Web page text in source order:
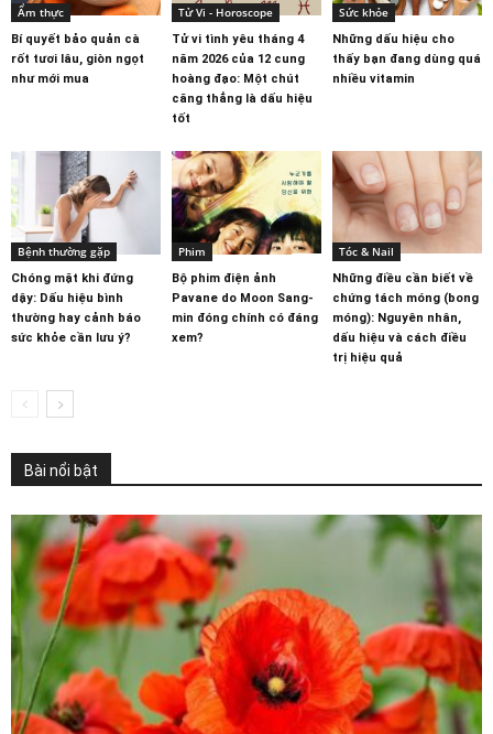
Ẩm thực
Bí quyết bảo quản cà
rốt tươi lâu, giòn ngọt
như mới mua
Tử Vi - Horoscope
Tử vi tình yêu tháng 4
năm 2026 của 12 cung
hoàng đạo: Một chút
căng thẳng là dấu hiệu
tốt
Sức khỏe
Những dấu hiệu cho
thấy bạn đang dùng quá
nhiều vitamin
Bệnh thường gặp
Chóng mặt khi đứng
dậy: Dấu hiệu bình
thường hay cảnh báo
sức khỏe cần lưu ý?
Phim
Bộ phim điện ảnh
Pavane do Moon Sang-
min đóng chính có đáng
xem?
Tóc & Nail
Những điều cần biết về
chứng tách móng (bong
móng): Nguyên nhân,
dấu hiệu và cách điều
trị hiệu quả
Bài nổi bật